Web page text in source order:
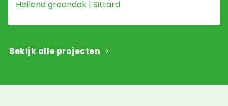
Hellend groendak | Sittard
Bekijk alle projecten